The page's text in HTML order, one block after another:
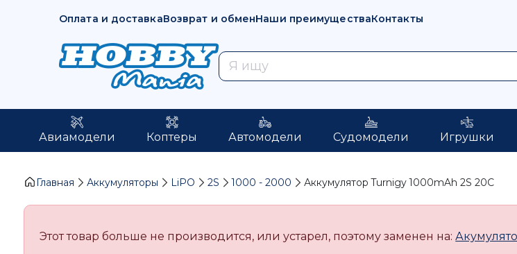
Оплата и доставкаВозврат и обменНаши преимуществаКонтакты
Авиамодели Коптеры Автомодели Судомодели Игрушки
Главная Аккумуляторы LiPO 2S 1000 - 2000 Аккумулятор Turnigy 1000mAh 2S 20C
Этот товар больше не производится, или устарел, поэтому заменен на: